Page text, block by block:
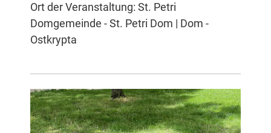
Ort der Veranstaltung: St. Petri
Domgemeinde - St. Petri Dom | Dom -
Ostkrypta